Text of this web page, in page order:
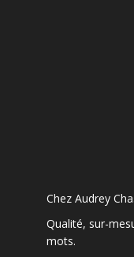
Chez Audrey
Qualité, sur-
mots.